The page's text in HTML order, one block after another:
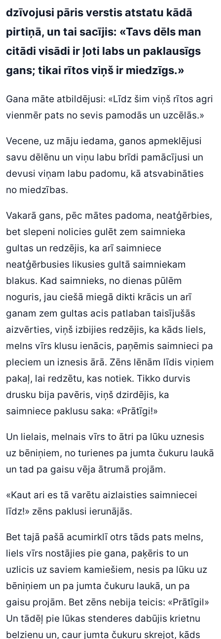
dzīvojusi pāris verstis atstatu kādā
pirtiņā, un tai sacījis: «Tavs dēls man
citādi visādi ir ļoti labs un paklausīgs
gans; tikai rītos viņš ir miedzīgs.»
Gana māte atbildējusi: «Līdz šim viņš rītos agri
vienmēr pats no sevis pamodās un uzcēlās.»
Vecene, uz māju iedama, ganos apmeklējusi
savu dēlēnu un viņu labu brīdi pamācījusi un
devusi viņam labu padomu, kā atsvabināties
no miedzības.
Vakarā gans, pēc mātes padoma, neatģērbies,
bet slepeni nolicies gulēt zem saimnieka
gultas un redzējis, ka arī saimniece
neatģērbusies likusies gultā saimniekam
blakus. Kad saimnieks, no dienas pūlēm
noguris, jau ciešā miegā dikti krācis un arī
ganam zem gultas acis patlaban taisījušās
aizvērties, viņš izbijies redzējis, ka kāds liels,
melns vīrs klusu ienācis, paņēmis saimnieci pa
pleciem un iznesis ārā. Zēns lēnām līdis viņiem
pakaļ, lai redzētu, kas notiek. Tikko durvis
drusku bija pavēris, viņš dzirdējis, ka
saimniece paklusu saka: «Prātīgi!»
Un lielais, melnais vīrs to ātri pa lūku uznesis
uz bēniņiem, no turienes pa jumta čukuru laukā
un tad pa gaisu vēja ātrumā projām.
«Kaut ari es tā varētu aizlaisties saimniecei
līdz!» zēns paklusi ierunājās.
Bet tajā pašā acumirklī otrs tāds pats melns,
liels vīrs nostājies pie gana, paķēris to un
uzlicis uz saviem kamiešiem, nesis pa lūku uz
bēniņiem un pa jumta čukuru laukā, un pa
gaisu projām. Bet zēns nebija teicis: «Prātīgil»
Un tādēļ pie lūkas stenderes dabūjis krietnu
belzienu un, caur jumta čukuru skrejot, kāds